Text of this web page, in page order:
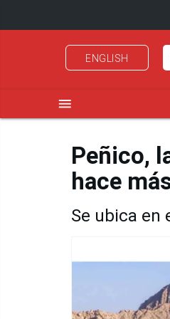
ENGLISH
menu
Peñico,
hace
Se ubica en